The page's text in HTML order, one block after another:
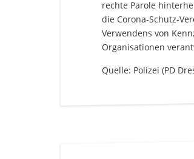
rechte Parole
die Corona-Schutz-
Verwendens von
Organisationen
Quelle: Polizei (PD